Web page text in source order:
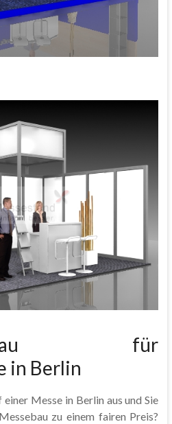
für
in Berlin
Messe in Berlin aus und Sie
zu einem fairen Preis?